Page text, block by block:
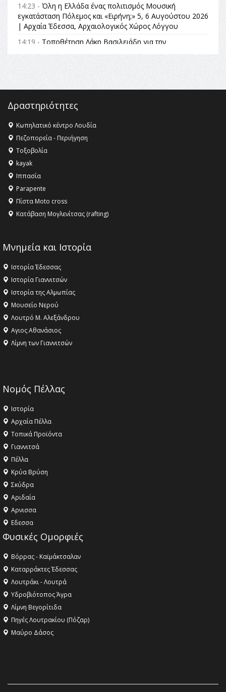
14:23 - Όλη η Ελλάδα ένας πολιτισμός Μουσική
εγκατάσταση Πόλεμος και «Ειρήνη;» 5, 6 Αυγούστου 2026
| Αρχαία Έδεσσα, Αρχαιολογικός Χώρος Λόγγου
14:19 - Τοποθέτηση Λάκη Βασιλειάδη για την
θεσμικές διαδικασίες υπάρχει μόνο η ευθύνη απέναντι
στις επόμενες γενιές»
16:35 -Το πρόγραμμα του ΠΑΟΚ στον δεύτερο γύρο του
16:27 - Όλυμπος: Εντάχθηκε στον Κατάλογο Παγκόσμιας
Κληρονομιάς της UNESCO – Ομόφωνη η απόφαση Ο
Όλυμπος αναγνωρίστηκε ως φυσικό και πολιτιστικό
αγαθό εξέχουσας οικουμενικής αξίας για την
ανθρωπότητα
16:18 -
ΣΤΗΝ ΕΔΕΣΣΑ
Δραστηριότητες
Κωπηλατικό κέντρο Λουδία
Πεζοπορεία - Περιήγηση
Τοξοβολία
kayak
Ιππασία
Parapente
Πίστα Moto cross
Κατάβαση Μογλενίτσας (rafting)
Μνημεία και Ιστορία
Ιστορία Έδεσσας
Ιστορία Γιαννιτσών
Ιστορία της Αλμωπίας
Μουσείο Νερού
Λουτρό Μ. Αλεξάνδρου
Αγιος Αθανάσιος
Λίμνη των Γιαννιτσών
Νομός Πέλλας
Ιστορία
Αρχαία Πέλλα
Τοπικά Προϊόντα
Γιαννιτσά
Πέλλα
Κρύα Βρύση
Σκύδρα
Αριδαία
Aρνισσα
Eδεσσα
Φυσικές Ομορφιές
Βόρρας - Καϊμάκτσαλαν
Καταρράκτες Έδεσσας
Λουτράκι - Λουτρά
Υδροβιότοπος Άγρα
Λίμνη Βεγορίτιδα
Πηγές Λουτρακίου (Πόζαρ)
Μαύρο Δάσος